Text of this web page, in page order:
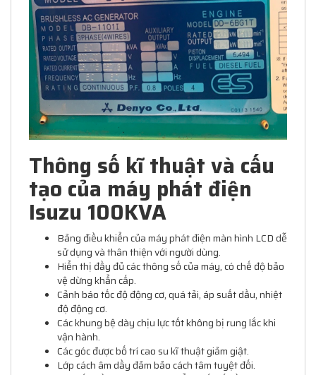
Thông số kĩ thuật và cấu
tạo của máy phát điện
Isuzu 100KVA
Bảng điều khiển của máy phát điện màn hình LCD dễ
sử dụng và thân thiện với người dùng.
Hiển thị đầy đủ các thông số của máy, có chế độ bảo
vệ dừng khẩn cấp.
Cảnh báo tốc độ động cơ, quá tải, áp suất dầu, nhiệt
độ động cơ.
Các khung bệ dày chịu lực tốt không bị rung lắc khi
vận hành.
Các góc được bố trí cao su kĩ thuật giảm giật.
Lớp cách âm dầy đảm bảo cách tâm tuyệt đối.